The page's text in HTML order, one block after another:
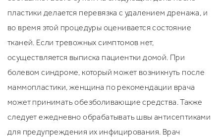
пластики делается перевязка с удалением дренажа, и
во время этой процедуры оценивается состояние
тканей. Если тревожных симптомов нет,
осуществляется выписка пациентки домой. При
болевом синдроме, который может возникнуть после
маммопластики, женщина по рекомендации врача
может принимать обезболивающие средства. Также
следует ежедневно обрабатывать швы антисептиками
для предупреждения их инфицирования. Врач